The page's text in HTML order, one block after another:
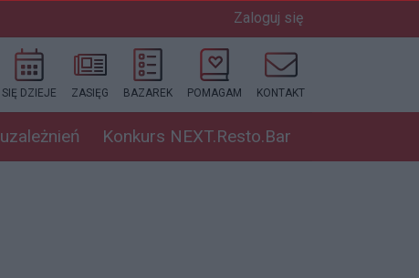
Zaloguj się
SIĘ DZIEJE ZASIĘG BAZAREK POMAGAM KONTAKT
Konkurs NEXT.Resto.Bar